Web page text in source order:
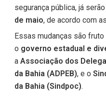
segurança pública, já
de maio, de acordo com
Essas mudanças são
o governo estadual e
a Associação dos
da Bahia (ADPEB), e o
da Bahia (Sindpoc).